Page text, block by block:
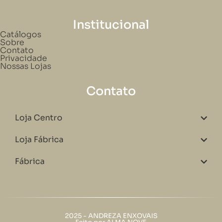
Institucional
Catálogos
Sobre
Contato
Privacidade
Nossas Lojas
Contato
Loja Centro
Loja Fábrica
Fábrica
2025 - ANDREZA ENXOVAIS